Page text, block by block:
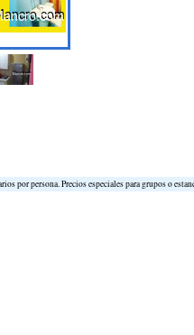
por persona. Precios especiales para grupos o